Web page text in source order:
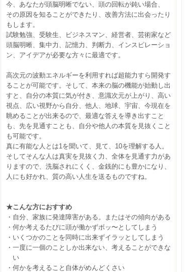
今、あなたが頭脳明晰でない、頭の回転が鈍い場合、
その原因を知ることができたり、改善方法に出会ったり
もします。
試験勉強、受験生、ビジネスマン、経営者、芸術家など
頭脳明晰、集中力、記憶力、判断力、インスピレーショ
ン、アイデアが必要な方々に最適です。
高次元の波動エネルギーを利用すれば超能力すら開発す
ることが可能です。そして、本来の脳の機能が始動し出
すと、自分の本質に気が付き、意識次元が上がり、高い
視点、広い視野から自分、他人、地球、宇宙、今現在を
眺めることが出来るので、最適な答えを導き出すこと
も、先を見通すことも、自分や他人の本質を見抜くこと
も可能です。
真に有能な人とは1を聞いて、見て、10を理解する人。
そしてそんな人は真実を見抜く力、全体を見通す力があ
りますので、洗脳されにくく、金銭的にも豊かになり、
人にも好かれ、質の高い人生を送るものですね。
★こんな方におすすめ
・自分、家族に発達障害がある。またはその傾向がある
・何か考えるたびに頭が働かずボッ〜としてしまう
・いくつかのことを同時に出来ずイラッとしてしまう
・一度に一個のことしか出来ない、考えることができな
い
・何かを考えること自体がめんどくさい